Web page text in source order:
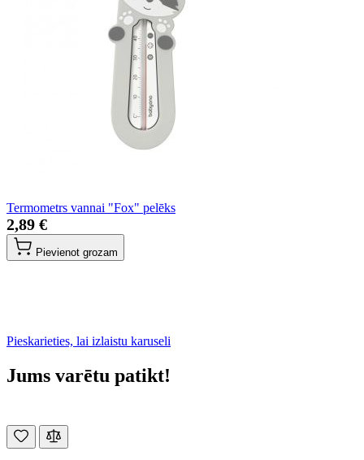
Termometrs vannai "Fox" pelēks
2,89 €
Pievienot grozam
Pieskarieties, lai izlaistu karuseli
Jums varētu patikt!